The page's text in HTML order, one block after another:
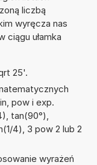
liczbą
wyręcza nas
ciągu ułamka
25'.
pow i exp.
tan(90°),
4), 3 pow 2 lub 2
wyrażeń